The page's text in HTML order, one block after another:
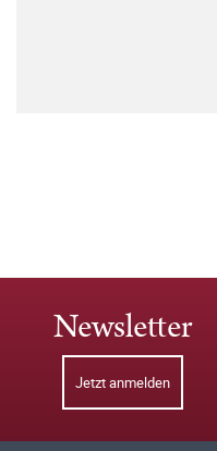
Newsletter
Jetzt anmelden